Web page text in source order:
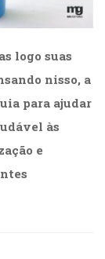
logo suas
nisso, a
para ajudar
às
e